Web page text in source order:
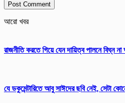
আরো খবর
রাজনীতি করতে গিয়ে যেন দায়িত্ব পালনে বিঘ্ন না
যে ডকুমেন্টারিতে আবু সাঈদের ছবি নেই, সেটা